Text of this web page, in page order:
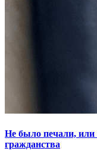
Не было печали, или
гражданства